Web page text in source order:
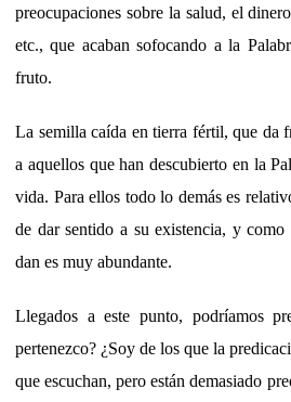
preocupaciones sobre la salud, el
etc., que acaban sofocando a la
fruto.
La semilla caída en tierra fértil, que da
a aquellos que han descubierto en la
vida. Para ellos todo lo demás es
de dar sentido a su existencia, y
dan es muy abundante.
Llegados a este punto, podríamos
pertenezco? ¿Soy de los que la
que escuchan, pero están demasiado